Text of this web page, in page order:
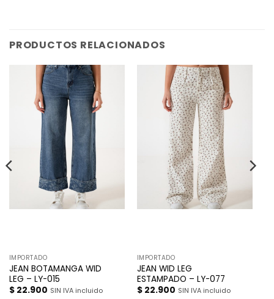
PRODUCTOS RELACIONADOS
IMPORTADO
JEAN BOTAMANGA WID
LEG – LY-015
$22.900 SIN IVA incluido
IMPORTADO
JEAN WID LEG
ESTAMPADO – LY-077
$22.900 SIN IVA incluido